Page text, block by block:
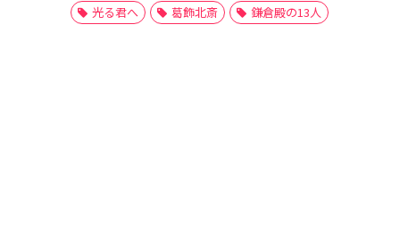
光る君へ
葛飾北斎 鎌倉殿の13人